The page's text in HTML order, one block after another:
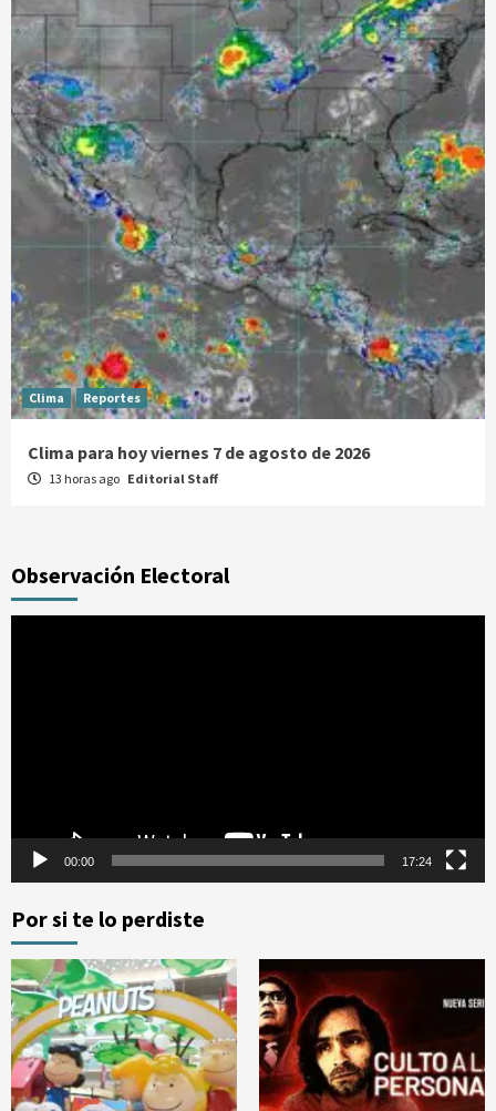
Clima Reportes
Clima para hoy viernes 7 de agosto de 2026
13 horas ago Editorial Staff
Observación Electoral
00:00 17:24
Por si te lo perdiste